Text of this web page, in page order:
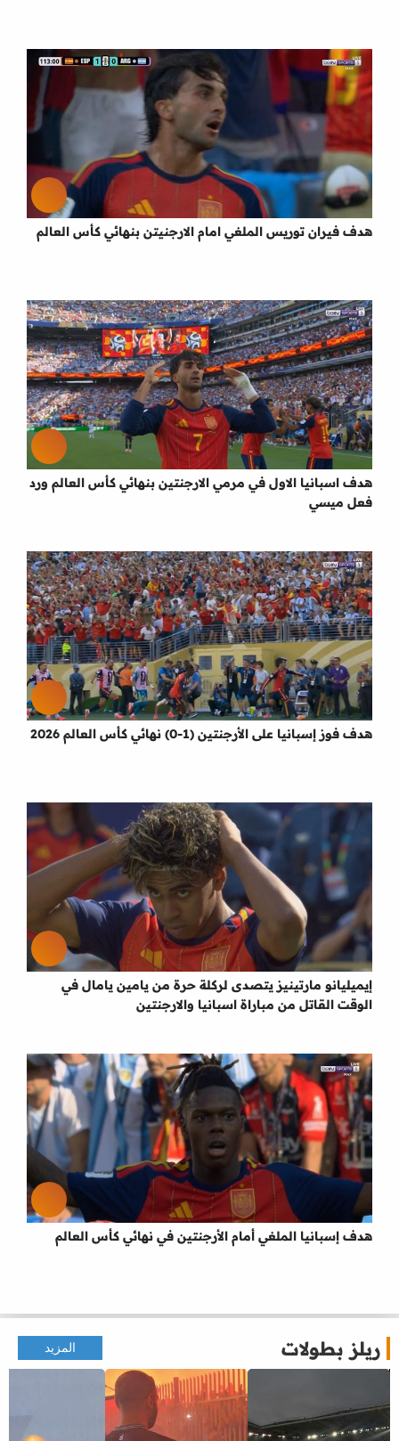
هدف فيران توريس الملغي امام الارجنيتن بنهائي كأس العالم
هدف اسبانيا الاول في مرمي الارجنتين بنهائي كأس العالم ورد
فعل ميسي
هدف فوز إسبانيا على الأرجنتين (1-0) نهائي كأس العالم 2026
إيميليانو مارتينيز يتصدى لركلة حرة من يامين يامال في
الوقت القاتل من مباراة اسبانيا والارجنتين
هدف إسبانيا الملغي أمام الأرجنتين في نهائي كأس العالم
ريلز بطولات المزيد